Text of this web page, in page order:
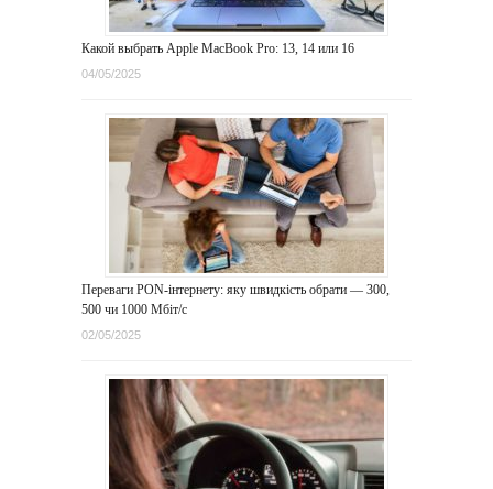
Какой выбрать Apple MacBook Pro: 13, 14 или 16
04/05/2025
Переваги PON-інтернету: яку швидкість обрати — 300,
500 чи 1000 Мбіт/с
02/05/2025